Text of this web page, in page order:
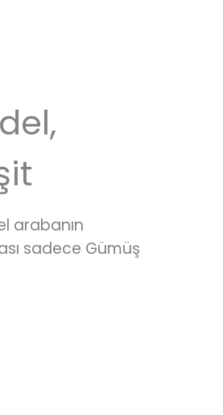
arabanın
sadece Gümüş